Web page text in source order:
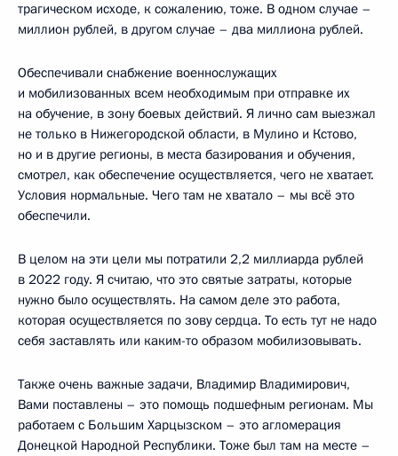
трагическом исходе, к сожалению, тоже. В одном случае –
миллион рублей, в другом случае – два миллиона рублей.
Обеспечивали снабжение военнослужащих
и мобилизованных всем необходимым при отправке их
на обучение, в зону боевых действий. Я лично сам выезжал
не только в Нижегородской области, в Мулино и Кстово,
но и в другие регионы, в места базирования и обучения,
смотрел, как обеспечение осуществляется, чего не хватает.
Условия нормальные. Чего там не хватало – мы всё это
обеспечили.
В целом на эти цели мы потратили 2,2 миллиарда рублей
в 2022 году. Я считаю, что это святые затраты, которые
нужно было осуществлять. На самом деле это работа,
которая осуществляется по зову сердца. То есть тут не надо
себя заставлять или каким-то образом мобилизовывать.
Также очень важные задачи, Владимир Владимирович,
Вами поставлены – это помощь подшефным регионам. Мы
работаем с Большим Харцызском – это агломерация
Донецкой Народной Республики. Тоже был там на месте –